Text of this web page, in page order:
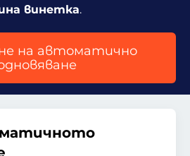
винетка.
на автоматично